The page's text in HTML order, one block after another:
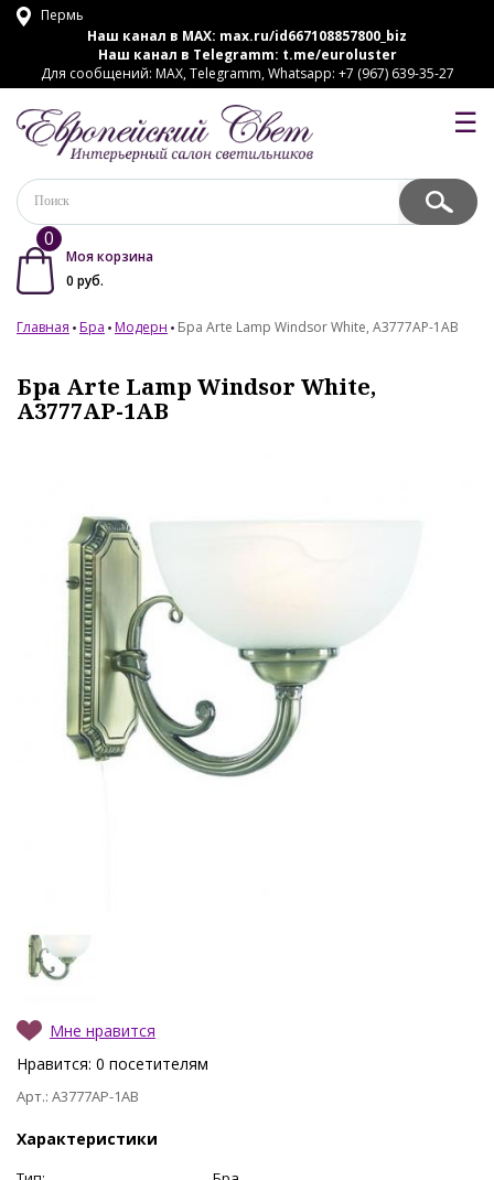
Пермь
Наш канал в MAX: max.ru/id667108857800_biz
Наш канал в Telegramm: t.me/euroluster
Для сообщений: MAX, Telegramm, Whatsapp: +7 (967) 639-35-27
☰
0
Моя корзина
0 руб.
Главная Бра Модерн Бра Arte Lamp Windsor White, A3777AP-1AB
Бра Arte Lamp Windsor White,
A3777AP-1AB
Мне нравится
Нравится: 0 посетителям
Арт.: A3777AP-1AB
Характеристики